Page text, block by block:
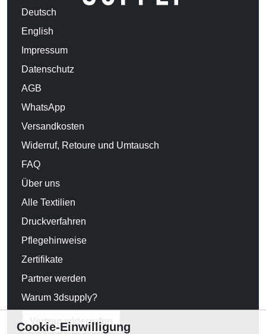
Deutsch
English
Impressum
Datenschutz
AGB
WhatsApp
Versandkosten
Widerruf, Retoure und Umtausch
FAQ
Über uns
Alle Textilien
Druckverfahren
Pflegehinweise
Zertifikate
Partner werden
Warum 3dsupply?
Vertrag widerrufen
Cookie-Einwilligung